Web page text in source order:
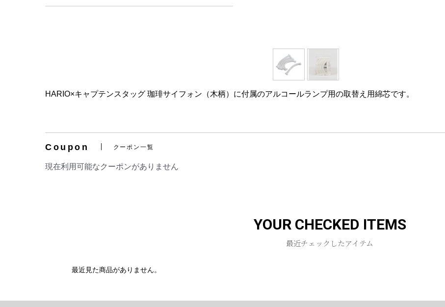
お買い物を続ける カートへ進む
HARIO×キャプテンスタッグ 珈琲サイフォン（木柄）に付属のアルコールランプ用の取替え用綿芯です。
Coupon クーポン一覧
現在利用可能なクーポンがありません
YOUR CHECKED ITEMS
最近チェックしたアイテム
最近見た商品がありません。